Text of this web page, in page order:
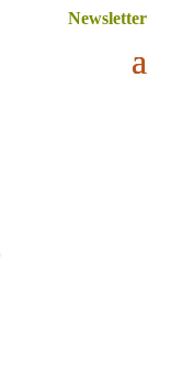
Newsletter